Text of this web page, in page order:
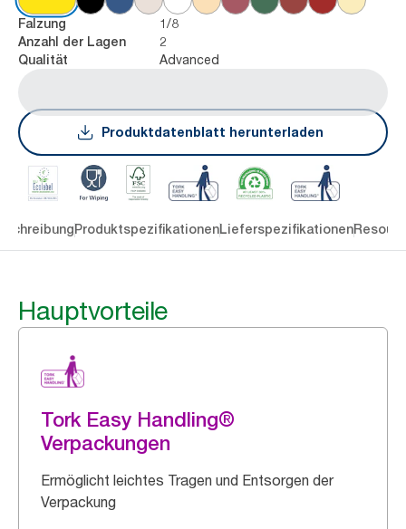
Falzung 1/8
Anzahl der Lagen 2
Qualität Advanced
Produktdatenblatt herunterladen
ProduktspezifikationenLieferspezifikationen
Hauptvorteile
Tork Easy Handling®
Verpackungen
Ermöglicht leichtes Tragen und Entsorgen der
Verpackung